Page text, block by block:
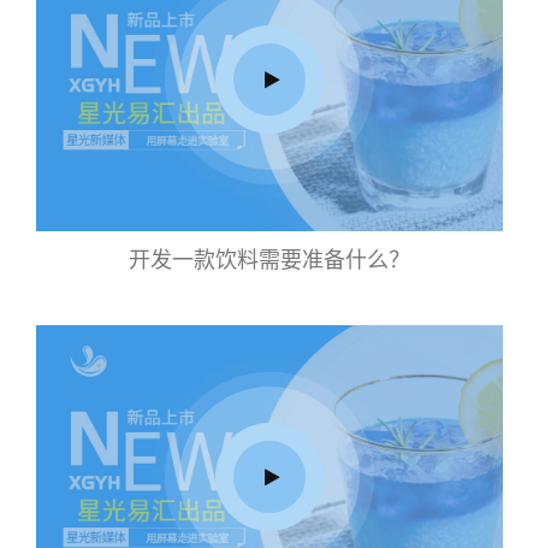
开发一款饮料需要准备什么？